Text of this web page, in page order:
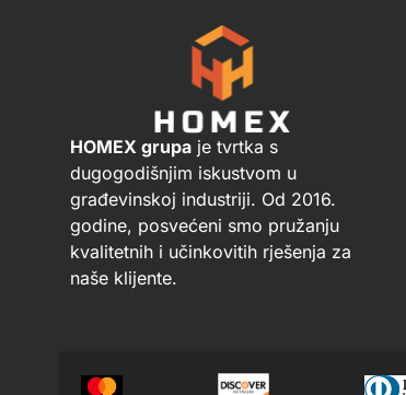
HOMEX grupaje tvrtka s
dugogodišnjim iskustvom u
građevinskoj industriji. Od 2016.
godine, posvećeni smo pružanju
kvalitetnih i učinkovitih rješenja za
naše klijente.